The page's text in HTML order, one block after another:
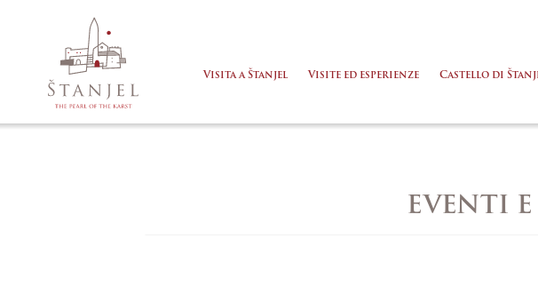
Visita a Štanjel Visite ed esperienze Castello di
EVENTI